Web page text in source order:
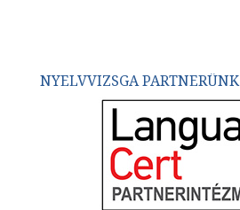
NYELVVIZSGA PARTNERÜNK